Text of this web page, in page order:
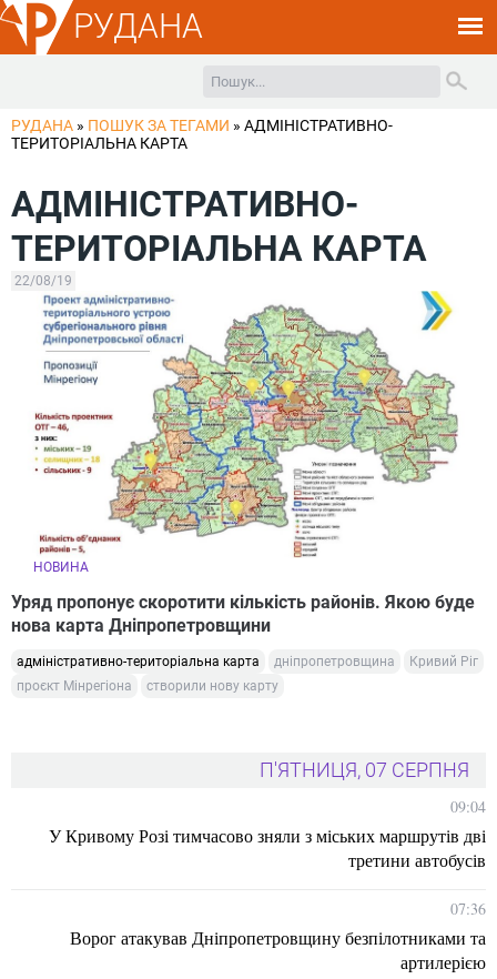
РУДАНА
РУДАНА » ПОШУК ЗА ТЕГАМИ » АДМІНІСТРАТИВНО-
ТЕРИТОРІАЛЬНА КАРТА
АДМІНІСТРАТИВНО-
ТЕРИТОРІАЛЬНА КАРТА
22/08/19
НОВИНА
Уряд пропонує скоротити кількість районів. Якою буде
нова карта Дніпропетровщини
адміністративно-територіальна карта дніпропетровщина
Кривий Ріг
проєкт Мінрегіона
створили нову карту
П'ЯТНИЦЯ, 07 СЕРПНЯ
09:04
У Кривому Розі тимчасово зняли з міських маршрутів дві
третини автобусів
07:36
Ворог атакував Дніпропетровщину безпілотниками та
артилерією